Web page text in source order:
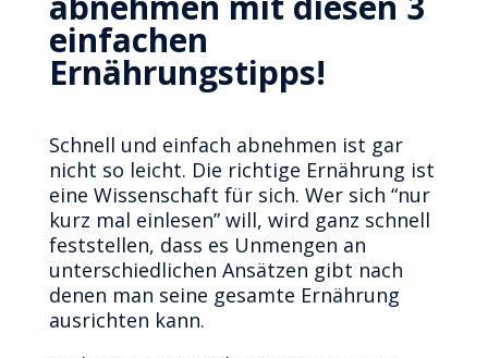
einfachen
Ernährungstipps!
Schnell und einfach abnehmen ist gar
nicht so leicht. Die richtige Ernährung ist
eine Wissenschaft für sich. Wer sich “nur
kurz mal einlesen” will, wird ganz schnell
feststellen, dass es Unmengen an
unterschiedlichen Ansätzen gibt nach
denen man seine gesamte Ernährung
ausrichten kann.